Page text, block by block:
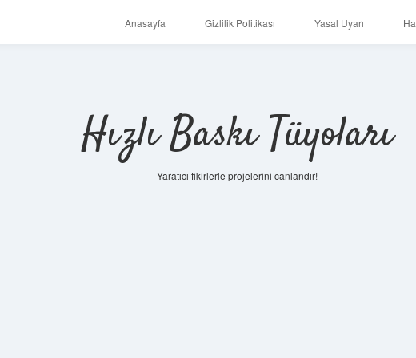
Anasayfa Gizlilik Politikası Yasal Uyarı
Hızlı Baskı Tüyoları
Yaratıcı fikirlerle projelerini canlandır!